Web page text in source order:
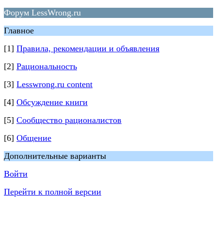
Форум LessWrong.ru
Главное
[1] Правила, рекомендации и объявления
[2] Рациональность
[3] Lesswrong.ru content
[4] Обсуждение книги
[5] Сообщество рационалистов
[6] Общение
Дополнительные варианты
Войти
Перейти к полной версии